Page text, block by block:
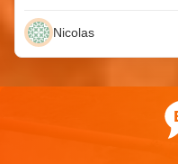
Nicolas